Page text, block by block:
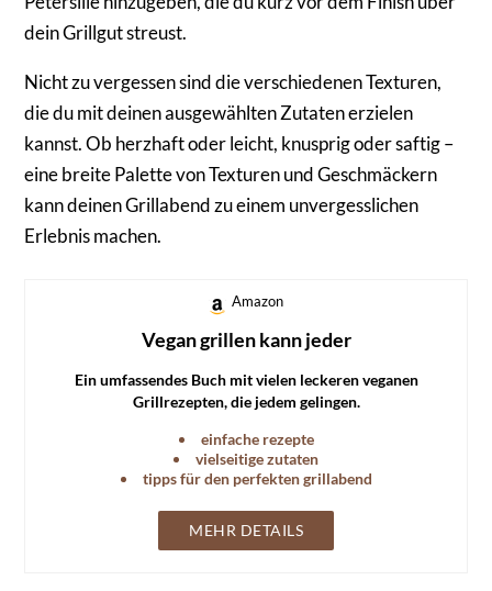
dein Grillgut streust.
Nicht zu vergessen sind die verschiedenen Texturen,
die du mit deinen ausgewählten Zutaten erzielen
kannst. Ob herzhaft oder leicht, knusprig oder saftig –
eine breite Palette von Texturen und Geschmäckern
kann deinen Grillabend zu einem unvergesslichen
Erlebnis machen.
Amazon
Vegan grillen kann jeder
Ein umfassendes Buch mit vielen leckeren veganen
Grillrezepten, die jedem gelingen.
einfache rezepte
vielseitige zutaten
tipps für den perfekten grillabend
MEHR DETAILS